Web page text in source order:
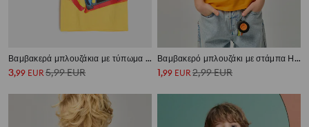
Βαμβακερά μπλουζάκια με τύπωμα 2 τεμ Hot Wheels
3,99 EUR5,99EUR
Βαμβακερό μπλουζάκι με στάμπα Hot Wheels
1,99 EUR2,99EUR